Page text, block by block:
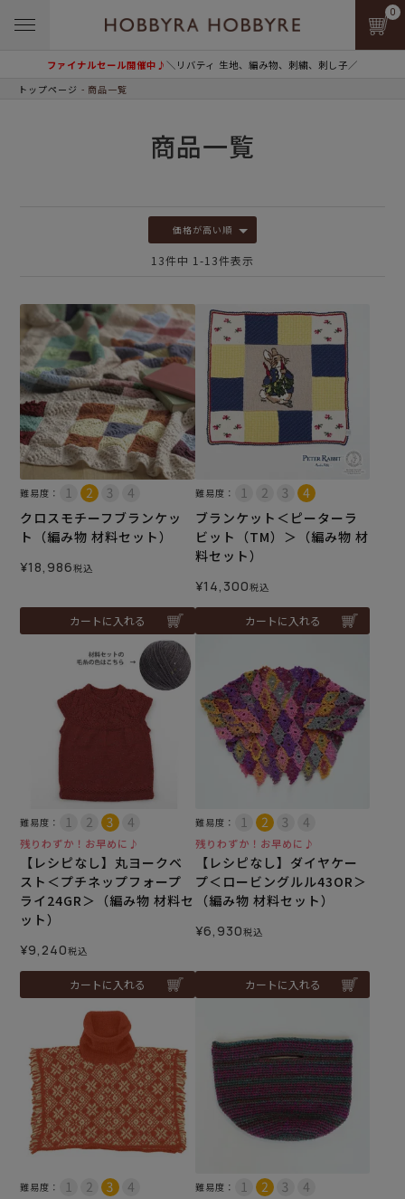
ファイナルセール開催中♪＼リバティ 生地、編み物、刺繍、刺し子／
0
トップページ 商品一覧
商品一覧
価格が高い順
13件中 1 -13件表示
難易度：
クロスモチーフブランケッ
ト（編み物 材料セット）
¥18,986税込
カートに入れる
難易度：
ブランケット＜ピーターラ
ビット（TM）＞（編み物 材
料セット）
¥14,300税込
カートに入れる
難易度：
残りわずか！お早めに♪
【レシピなし】丸ヨークベ
スト＜プチネップフォープ
ライ24GR＞（編み物 材料セ
ット）
¥9,240税込
カートに入れる
難易度：
残りわずか！お早めに♪
【レシピなし】ダイヤケー
プ＜ロービングルル43OR＞
（編み物 材料セット）
¥6,930税込
カートに入れる
難易度： 難易度：